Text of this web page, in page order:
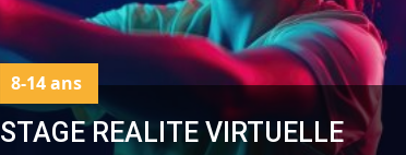
STAGE REALITE VIRTUELLE
8-14 ans